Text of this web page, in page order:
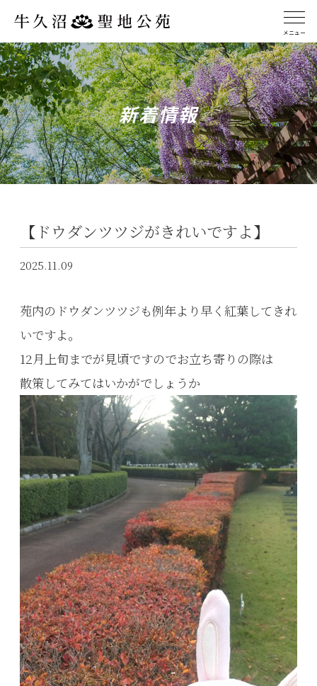
メニュー
新着情報
【ドウダンツツジがきれいですよ】
2025.11.09
苑内のドウダンツツジも例年より早く紅葉してきれ
いですよ。
12月上旬までが見頃ですのでお立ち寄りの際は
散策してみてはいかがでしょうか